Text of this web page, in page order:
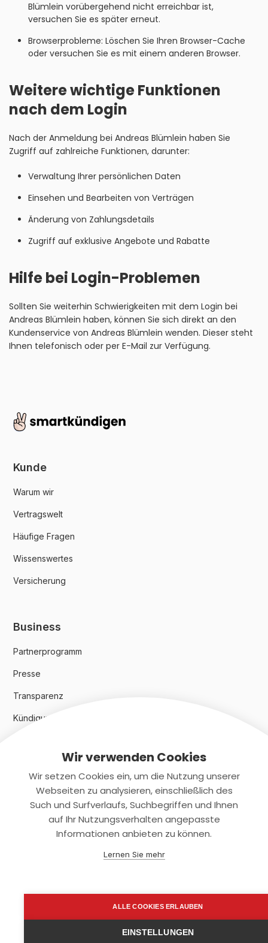
Blümlein vorübergehend nicht erreichbar ist,
versuchen Sie es später erneut.
Browserprobleme: Löschen Sie Ihren Browser-Cache
oder versuchen Sie es mit einem anderen Browser.
Weitere wichtige Funktionen
nach dem Login
Nach der Anmeldung bei Andreas Blümlein haben Sie
Zugriff auf zahlreiche Funktionen, darunter:
Verwaltung Ihrer persönlichen Daten
Einsehen und Bearbeiten von Verträgen
Änderung von Zahlungsdetails
Zugriff auf exklusive Angebote und Rabatte
Hilfe bei Login-Problemen
Sollten Sie weiterhin Schwierigkeiten mit dem Login bei
Andreas Blümlein haben, können Sie sich direkt an den
Kundenservice von Andreas Blümlein wenden. Dieser steht
Ihnen telefonisch oder per E-Mail zur Verfügung.
Kunde
Warum wir
Vertragswelt
Häufige Fragen
Wissenswertes
Versicherung
Business
Partnerprogramm
Presse
Transparenz
Kündigungsindex 2024
Rechtliches
Datenschutz
support@smartkuendigen.de
Wir verwenden Cookies
Wir setzen Cookies ein, um die Nutzung unserer
Webseiten zu analysieren, einschließlich des
Such und Surfverlaufs, Suchbegriffen und Ihnen
auf Ihr Nutzungsverhalten angepasste
Informationen anbieten zu können.
Lernen Sie mehr
ALLE COOKIES ERLAUBEN
EINSTELLUNGEN